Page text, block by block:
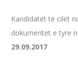
Kandidatët të cilët
dokumentet e tyre
29.09.2017